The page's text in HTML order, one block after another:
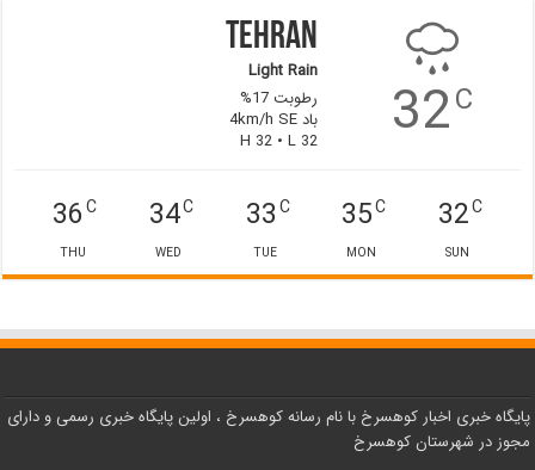
32C
Tehran
Light Rain
رطوبت 17%
باد 4km/h SE
H 32 • L 32
32C
SUN
35C
MON
33C
TUE
34C
WED
36C
THU
پایگاه خبری اخبار کوهسرخ با نام رسانه کوهسرخ ، اولین پایگاه خبری رسمی و دارای
مجوز در شهرستان کوهسرخ